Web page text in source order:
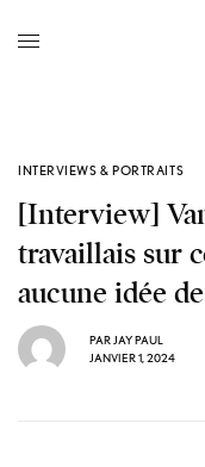
INTERVIEWS & PORTRAITS
[Interview]
travaillais sur
aucune idée
PARJAY PAUL
JANVIER 1, 2024